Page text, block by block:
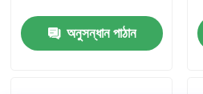
মান নিয়ন্ত্রণঅনুসন্ধান পাঠান